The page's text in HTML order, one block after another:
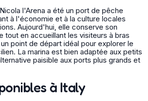
l'Arena a été un port de pêche
à l'économie et à la culture locales
Aujourd'hui, elle conserve son
tout en accueillant les visiteurs à bras
point de départ idéal pour explorer le
La marina est bien adaptée aux petits
paisible aux ports plus grands et
à Italy